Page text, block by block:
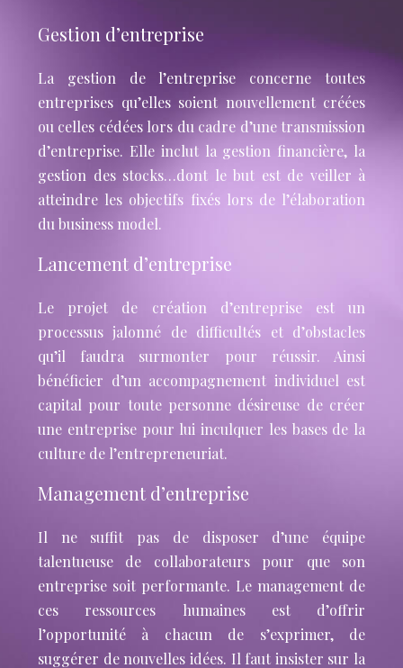
Gestion d’entreprise
La gestion de l’entreprise concerne toutes
entreprises qu’elles soient nouvellement créées
ou celles cédées lors du cadre d’une transmission
d’entreprise. Elle inclut la gestion financière, la
gestion des stocks…dont le but est de veiller à
atteindre les objectifs fixés lors de l’élaboration
du business model.
Lancement d’entreprise
Le projet de création d’entreprise est un
processus jalonné de difficultés et d’obstacles
qu’il faudra surmonter pour réussir. Ainsi
bénéficier d’un accompagnement individuel est
capital pour toute personne désireuse de créer
une entreprise pour lui inculquer les bases de la
culture de l’entrepreneuriat.
Management d’entreprise
Il ne suffit pas de disposer d’une équipe
talentueuse de collaborateurs pour que son
entreprise soit performante. Le management de
ces ressources humaines est d’offrir
l’opportunité à chacun de s’exprimer, de
suggérer de nouvelles idées. Il faut insister sur la